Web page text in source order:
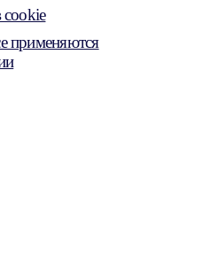
cookie
применяются